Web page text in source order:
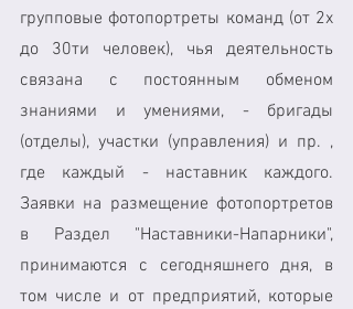
групповые фотопортреты команд (от 2х
до 30ти человек), чья деятельность
связана с постоянным обменом
знаниями и умениями, - бригады
(отделы), участки (управления) и пр. ,
где каждый - наставник каждого.
Заявки на размещение фотопортретов
в Раздел "Наставники-Напарники",
принимаются с сегодняшнего дня, в
том числе и от предприятий, которые